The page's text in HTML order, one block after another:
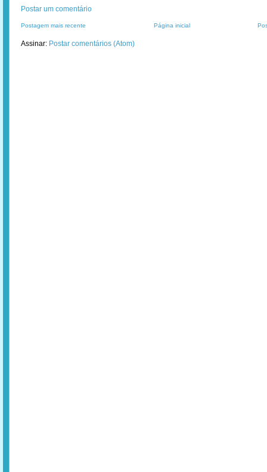
Postar um comentário
Postagem mais recente Página inicial
Assinar: Postar comentários (Atom)